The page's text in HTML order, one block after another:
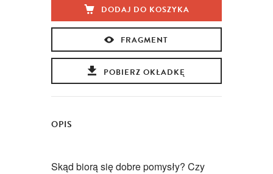
DODAJ DO KOSZYKA
FRAGMENT
POBIERZ OKŁADKĘ
OPIS
Skąd biorą się dobre pomysły? Czy